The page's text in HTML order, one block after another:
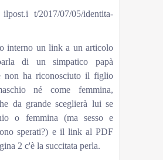
t/2017/07/05/identita-
interno un link a un articolo
di un simpatico papà
non ha riconosciuto il figlio
né come femmina,
da grande sceglierà lui se
o femmina (ma sesso e
sperati?) e il link al PDF
2 c'è la succitata perla.